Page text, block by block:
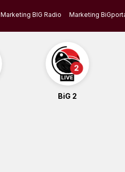
Marketing BIG Radio Marketing
BiG 2